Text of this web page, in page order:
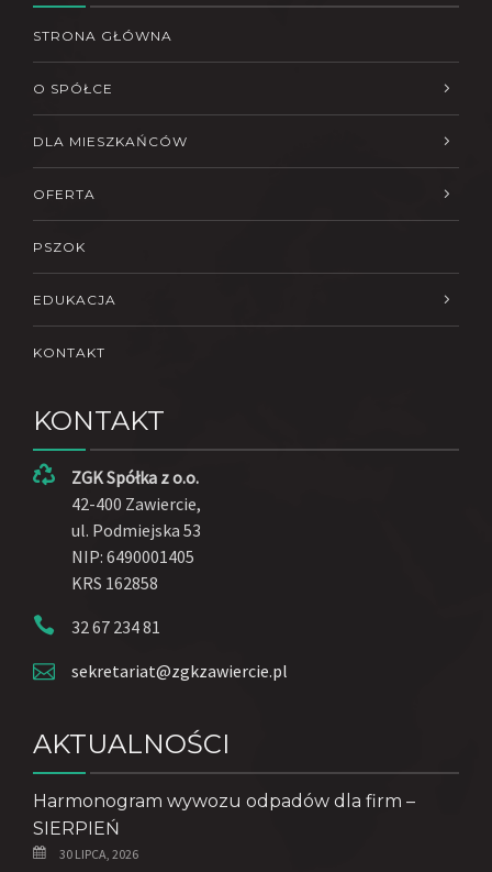
STRONA GŁÓWNA
O SPÓŁCE
DLA MIESZKAŃCÓW
OFERTA
PSZOK
EDUKACJA
KONTAKT
KONTAKT
ZGK Spółka z o.o.
42-400 Zawiercie,
ul. Podmiejska 53
NIP: 6490001405
KRS 162858
32 67 234 81
sekretariat@zgkzawiercie.pl
AKTUALNOŚCI
Harmonogram wywozu odpadów dla firm –
SIERPIEŃ
30 LIPCA, 2026